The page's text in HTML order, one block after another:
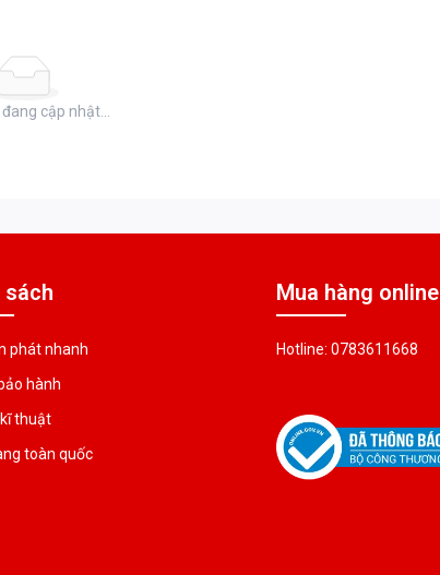
cập nhật...
sách
phát nhanh
hành
thuật
toàn quốc
Mua hàng online
Hotline: 0783611668